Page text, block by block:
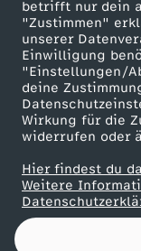
betrifft nur dein
"Zustimmen"
unserer
Einwilligung
"Einstellungen/
deine
Wirkung für die
widerrufen oder
Hier findest du
Weitere
u
r
H
a
u
Werbefernsehen
Mainzelmännchen
Partner